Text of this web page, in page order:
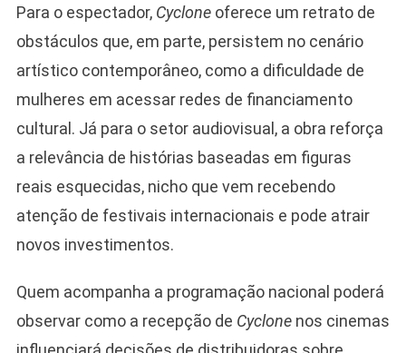
Para o espectador, Cycloneoferece um retrato de
obstáculos que, em parte, persistem no cenário
artístico contemporâneo, como a dificuldade de
mulheres em acessar redes de financiamento
cultural. Já para o setor audiovisual, a obra reforça
a relevância de histórias baseadas em figuras
reais esquecidas, nicho que vem recebendo
atenção de festivais internacionais e pode atrair
novos investimentos.
Quem acompanha a programação nacional poderá
observar como a recepção de Cyclonenos cinemas